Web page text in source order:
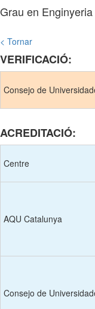
Grau en
< Tornar
VERIFICACIÓ:
Consejo de
ACREDITACIÓ:
Centre
AQU Catalunya
Consejo de